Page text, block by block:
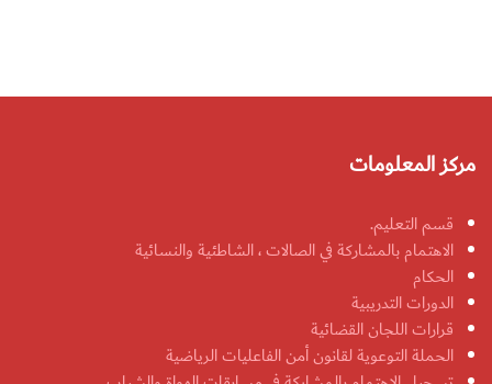
مركز المعلومات
قسم التعليم.
الاهتمام بالمشاركة في الصالات ، الشاطئية والنسائية
الحكام
الدورات التدريبية
قرارات اللجان القضائية
الحملة التوعوية لقانون أمن الفاعليات الرياضية